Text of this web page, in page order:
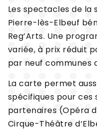
Les spectacles de la
Pierre-lès-Elbeuf
Reg’Arts. Une
variée, à prix réduit
par neuf communes
La carte permet
spécifiques pour
partenaires (Opéra
Cirque-Théâtre